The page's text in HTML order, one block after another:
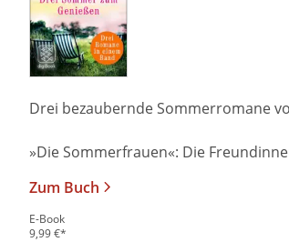
Drei bezaubernde Sommerromane
»Die Sommerfrauen«: Die
Zum Buch
E-Book
9,99€*